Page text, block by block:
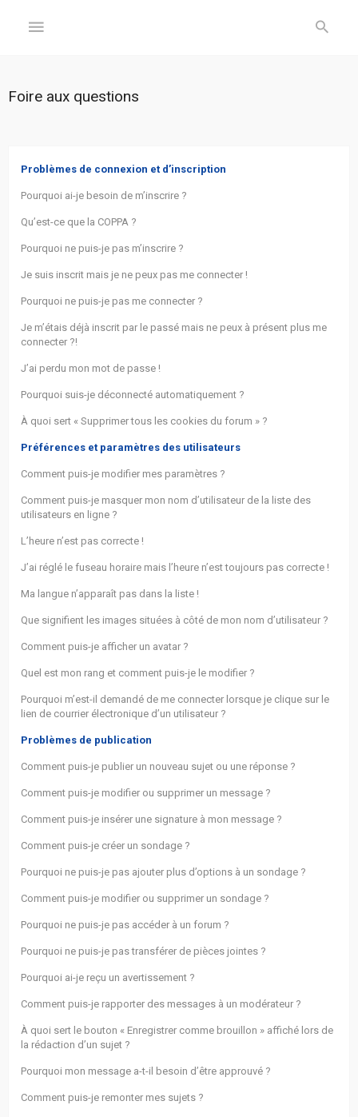
Connexion
Sujets
réponse
Sujets
actifs
Recherche
FAQ
L’équipe
Foire aux questions
Problèmes de connexion et d’inscription
Pourquoi ai-je besoin de m’inscrire ?
Qu’est-ce que la COPPA ?
Pourquoi ne puis-je pas m’inscrire ?
Je suis inscrit mais je ne peux pas me connecter !
Pourquoi ne puis-je pas me connecter ?
Je m’étais déjà inscrit par le passé mais ne peux à présent plus me
connecter ?!
J’ai perdu mon mot de passe !
Pourquoi suis-je déconnecté automatiquement ?
À quoi sert « Supprimer tous les cookies du forum » ?
Préférences et paramètres des utilisateurs
Comment puis-je modifier mes paramètres ?
Comment puis-je masquer mon nom d’utilisateur de la liste des
utilisateurs en ligne ?
L’heure n’est pas correcte !
J’ai réglé le fuseau horaire mais l’heure n’est toujours pas correcte !
Ma langue n’apparaît pas dans la liste !
Que signifient les images situées à côté de mon nom d’utilisateur ?
Comment puis-je afficher un avatar ?
Quel est mon rang et comment puis-je le modifier ?
Pourquoi m’est-il demandé de me connecter lorsque je clique sur le
lien de courrier électronique d’un utilisateur ?
Problèmes de publication
Comment puis-je publier un nouveau sujet ou une réponse ?
Comment puis-je modifier ou supprimer un message ?
Comment puis-je insérer une signature à mon message ?
Comment puis-je créer un sondage ?
Pourquoi ne puis-je pas ajouter plus d’options à un sondage ?
Comment puis-je modifier ou supprimer un sondage ?
Pourquoi ne puis-je pas accéder à un forum ?
Pourquoi ne puis-je pas transférer de pièces jointes ?
Pourquoi ai-je reçu un avertissement ?
Comment puis-je rapporter des messages à un modérateur ?
À quoi sert le bouton « Enregistrer comme brouillon » affiché lors de
la rédaction d’un sujet ?
Pourquoi mon message a-t-il besoin d’être approuvé ?
Comment puis-je remonter mes sujets ?